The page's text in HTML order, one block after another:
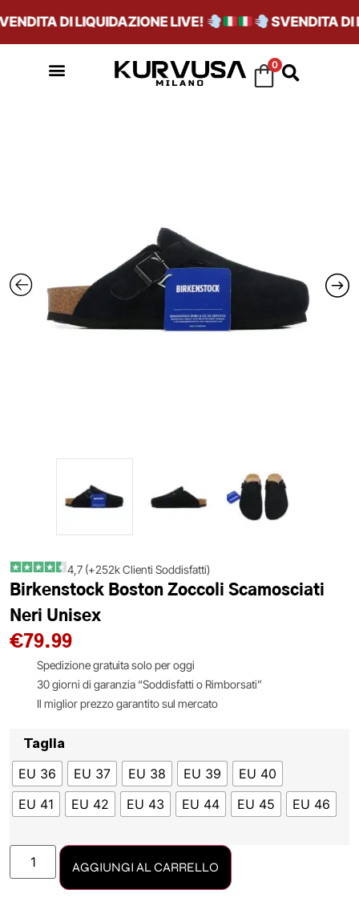
DI LIQUIDAZIONE LIVE! SVENDITA DI
0
4,7 (+252k Clienti Soddisfatti)
Birkenstock Boston Zoccoli Scamosciati
Neri Unisex
€79.99
Spedizione gratuita solo per oggi
30 giorni di garanzia “Soddisfatti o Rimborsati”
Il miglior prezzo garantito sul mercato
Taglia
EU 36
EU 37 EU 38 EU 39
EU 40
EU 41
EU 42 EU 43 EU 44 EU 45 EU 46
AGGIUNGI AL CARRELLO